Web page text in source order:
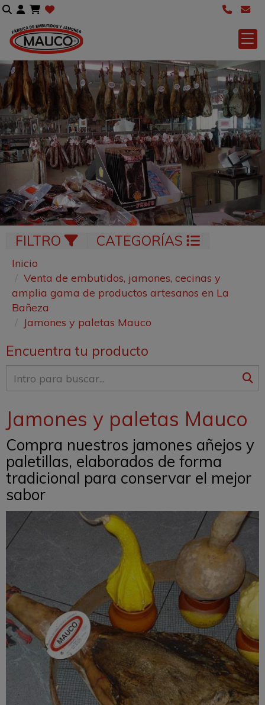
Anterior
FILTRO CATEGORÍAS
Inicio
Venta de embutidos, jamones, cecinas y
amplia gama de productos artesanos en La
Bañeza
Jamones y paletas Mauco
Encuentra tu producto
Jamones y paletas Mauco
Compra nuestros jamones añejos y
paletillas, elaborados de forma
tradicional para conservar el mejor
sabor